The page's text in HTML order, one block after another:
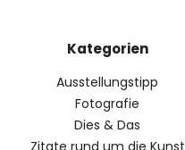
Kategorien
Ausstellungstipp
Fotografie
Dies & Das